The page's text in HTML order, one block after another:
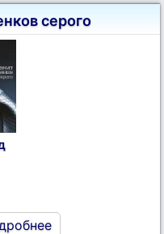
серого